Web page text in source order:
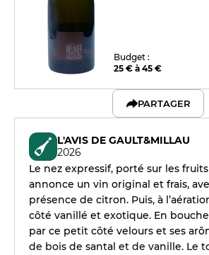
Budget :
25 € à 45 €
PARTAGER
L'AVIS DE GAULT&MILLAU
2026
Le nez expressif, porté sur les
annonce un vin original et frais,
présence de citron. Puis, à
côté vanillé et exotique. En
par ce petit côté velours et ses
de bois de santal et de vanille. Le